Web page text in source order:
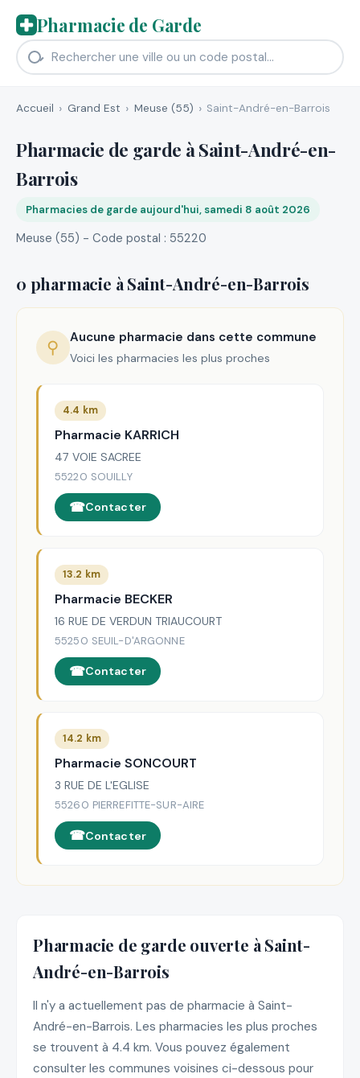
Pharmacie de Garde
Accueil Grand Est Meuse (55) Saint-André-en-Barrois
Pharmacie de garde à Saint-André-en-
Barrois
Pharmacies de garde aujourd'hui, samedi 8 août 2026
Meuse (55) - Code postal : 55220
0 pharmacie à Saint-André-en-Barrois
⚲ Aucune pharmacie dans cette commune
Voici les pharmacies les plus proches
4.4 km
Pharmacie KARRICH
47 VOIE SACREE
55220 SOUILLY
Contacter
13.2 km
Pharmacie BECKER
16 RUE DE VERDUN TRIAUCOURT
55250 SEUIL-D'ARGONNE
Contacter
14.2 km
Pharmacie SONCOURT
3 RUE DE L'EGLISE
55260 PIERREFITTE-SUR-AIRE
Contacter
Pharmacie de garde ouverte à Saint-
André-en-Barrois
Il n'y a actuellement pas de pharmacie à Saint-
André-en-Barrois. Les pharmacies les plus proches
se trouvent à 4.4 km. Vous pouvez également
consulter les communes voisines ci-dessous pour